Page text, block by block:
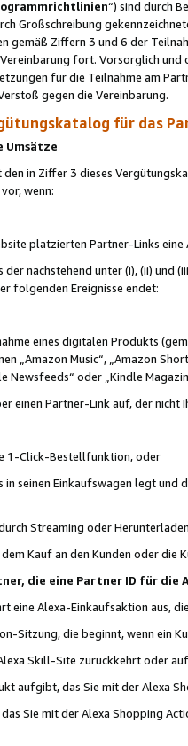
“) sind durch
Großschreibung
gemäß Ziffern 3 und 6 der
fort. Vorsorglich
für die Teilnahme am
gegen die Vereinbarung.
für das
Umsätze
den in Ziffer 3 dieses
wenn:
platzierten Partner-Links
nachstehend unter (i), (ii) und
folgenden Ereignisse endet:
eines digitalen Produkts
„Amazon Music“, „Amazon
Newsfeeds“ oder „Kindle
einen Partner-Link auf, der nicht
1-Click-Bestellfunktion, oder
seinen Einkaufswagen legt und
Streaming oder
Kauf an den Kunden oder
die eine Partner ID für die
Alexa-Einkaufsaktion aus,
Sitzung, die beginnt, wenn ein
Skill-Site zurückkehrt oder
aufgibt, das Sie mit der Alexa
Sie mit der Alexa Shopping